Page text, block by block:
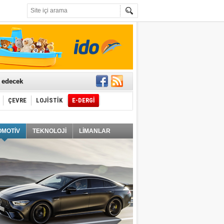
ÇEVRE LOJİSTİK E-DERGİ
TEKNOLOJİ LİMANLAR